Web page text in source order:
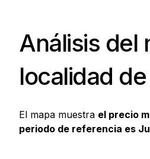
Análisis del
localidad
El mapa muestra el precio
periodo de referencia es